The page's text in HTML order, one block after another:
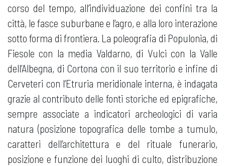
corso del tempo, all’individuazione dei confini tra la
città, le fasce suburbane e l’agro, e alla loro interazione
sotto forma di frontiera. La poleografia di Populonia, di
Fiesole con la media Valdarno, di Vulci con la Valle
dell’Albegna, di Cortona con il suo territorio e infine di
Cerveteri con l’Etruria meridionale interna, è indagata
grazie al contributo delle fonti storiche ed epigrafiche,
sempre associate a indicatori archeologici di varia
natura (posizione topografica delle tombe a tumulo,
caratteri dell’architettura e del rituale funerario,
posizione e funzione dei luoghi di culto, distribuzione